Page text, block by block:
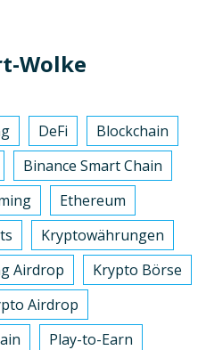
Wolke
DeFi
Blockchain
Binance Smart Chain
Ethereum
Kryptowährungen
Airdrop
Krypto Börse
Airdrop
Play-to-Earn